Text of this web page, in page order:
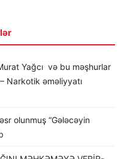
Yağcı və bu məşhurlar
Narkotik əməliyyatı
olunmuş “Gələcəyin